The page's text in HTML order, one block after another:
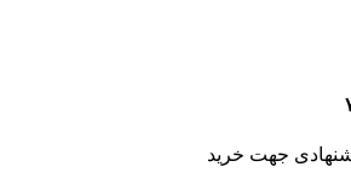
جهت خرید